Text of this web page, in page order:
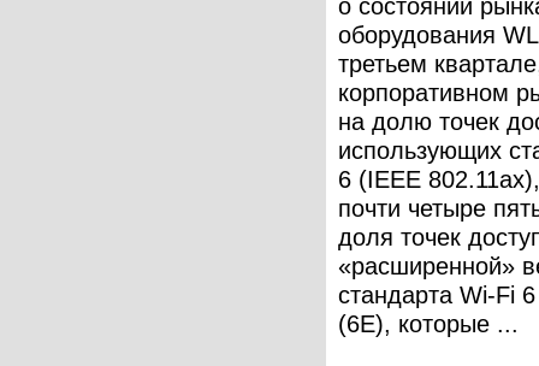
оборудования
третьем
корпоративном
на долю точек
использующих
6 (IEEE
почти четыре
доля точек
«расширенной»
стандарта Wi-Fi
(6E), которые ...